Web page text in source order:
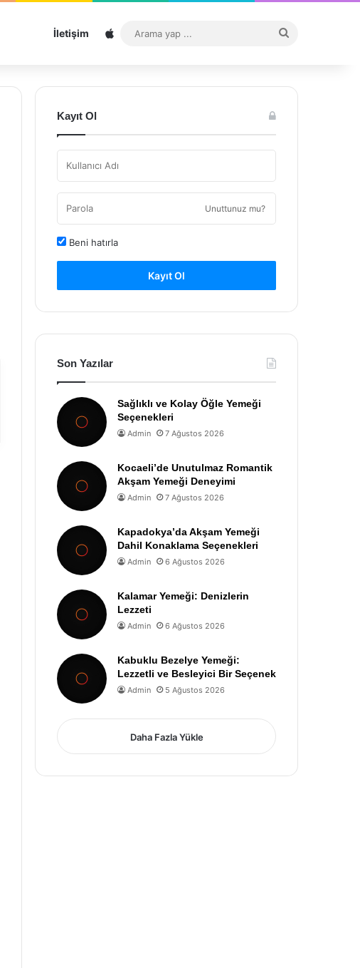
İletişim Sitemap
...
Kayıt Ol
Unuttunuz mu?
Beni hatırla
Kayıt Ol
Son Yazılar
Sağlıklı ve Kolay Öğle Yemeği
Seçenekleri
Admin 7 Ağustos 2026
Kocaeli’de Unutulmaz Romantik
Akşam Yemeği Deneyimi
Admin 7 Ağustos 2026
Kapadokya’da Akşam Yemeği
Dahil Konaklama Seçenekleri
Admin 6 Ağustos 2026
Kalamar Yemeği: Denizlerin
Lezzeti
Admin 6 Ağustos 2026
Kabuklu Bezelye Yemeği:
Lezzetli ve Besleyici Bir Seçenek
Admin 5 Ağustos 2026
Daha Fazla Yükle